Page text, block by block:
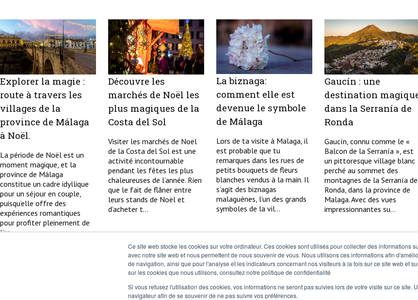
Ce site web stocke les cookies sur votre ordinateur. Ces cookies sont utilisés pour collecter des informations
avec notre site web et nous permettent de nous souvenir de vous. Nous utilisons ces informations afin
de navigation, ainsi que pour l'analyse et les indicateurs concernant nos visiteurs à la fois sur ce site web et
sur les cookies que nous utilisons, consultez notre politique de confidentialité
Si vous refusez l'utilisation des cookies, vos informations ne seront pas suivies lors de votre visite sur ce site.
navigateur afin de se souvenir de ne pas suivre vos préférences.
Explorer la magie :
route à travers les
villages de la
province de Málaga
à Noël.
La période de Noël est un
moment magique, et la
province de Málaga
constitue un cadre idyllique
pour un séjour en couple,
puisqu’elle offre des
expériences romantiques
pour profiter pleinement de
l’es...
Découvre les
marchés de Noël les
plus magiques de la
Costa del Sol
Visiter les marchés de Noël
de la Costa del Sol est une
activité incontournable
pendant les fêtes les plus
chaleureuses de l’année. Rien
que le fait de flâner entre
leurs stands de Noël et
d’acheter t...
La biznaga:
comment elle est
devenue le symbole
de Málaga
Lors de ta visite à Malaga, il
est probable que tu
remarques dans les rues de
petits bouquets de fleurs
blanches vendus à la main. Il
s’agit des biznagas
malaguènes, l’un des grands
symboles de la vil...
Gaucín : une
destination
dans la Serranía de
Ronda
Gaucín, connu comme le «
Balcon de la Serranía », est
un pittoresque village blanc
perché au sommet des
montagnes de la Serranía de
Ronda, dans la province de
Malaga. Avec des vues
impressionnantes su...